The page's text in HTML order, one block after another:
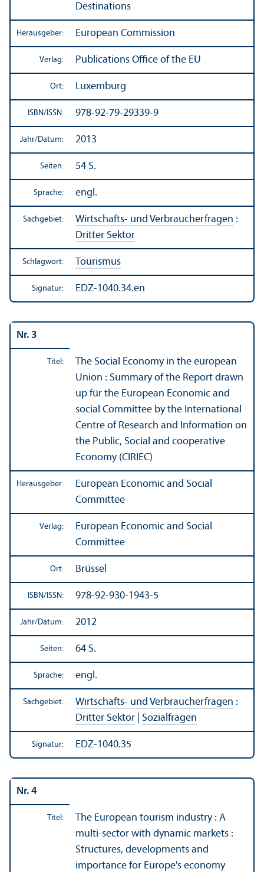
Destinations
Herausgeber: European Commission
Verlag: Publications Office of the EU
Ort: Luxemburg
ISBN/ ISSN: 978-92-79-29339-9
Jahr/Datum: 2013
Seiten: 54 S.
Sprache: engl.
Sachgebiet: Wirtschafts- und Verbraucherfragen :
Dritter Sektor
Schlagwort: Tourismus
Signatur: EDZ-1040.34.en
Nr. 3
Titel:
The Social Economy in the european
Union : Summary of the Report drawn
up für the European Economic and
social Committee by the International
Centre of Research and Information on
the Public, Social and cooperative
Economy (CIRIEC)
Herausgeber:
European Economic and Social
Committee
Verlag:
European Economic and Social
Committee
Ort: Brüssel
ISBN/ ISSN: 978-92-930-1943-5
Jahr/Datum: 2012
Seiten: 64 S.
Sprache: engl.
Sachgebiet: Wirtschafts- und Verbraucherfragen :
Dritter Sektor
Sozialfragen
Signatur: EDZ-1040.35
Nr. 4
Titel:
The European tourism industry : A
multi-sector with dynamic markets :
Structures, developments and
importance for Europe's economy